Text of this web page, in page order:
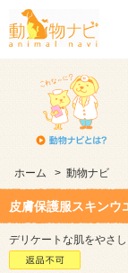
ホーム > 動物ナビ
皮膚保護服スキンウ
デリケートな肌をやさ